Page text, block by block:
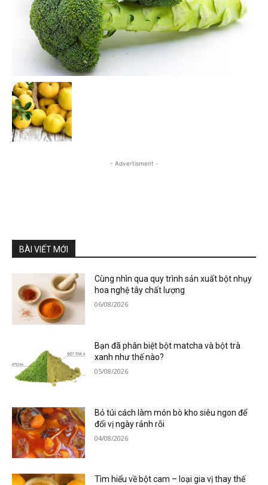
- Advertisment -
BÀI VIẾT MỚI
Cùng nhìn qua quy trình sản xuất bột nhụy
hoa nghệ tây chất lượng
06/08/2026
Bạn đã phân biệt bột matcha và bột trà
xanh như thế nào?
05/08/2026
Bỏ túi cách làm món bò kho siêu ngon để
đổi vị ngày rảnh rỗi
04/08/2026
Tìm hiểu về bột cam – loại gia vị thay thế